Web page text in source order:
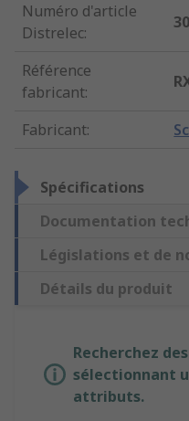
Numéro d'article
Distrelec:
Référence
fabricant:
Fabricant:
Spécifications
Documentation
Législations et de
Détails du produit
Recherchez
sélectionnant
attributs.